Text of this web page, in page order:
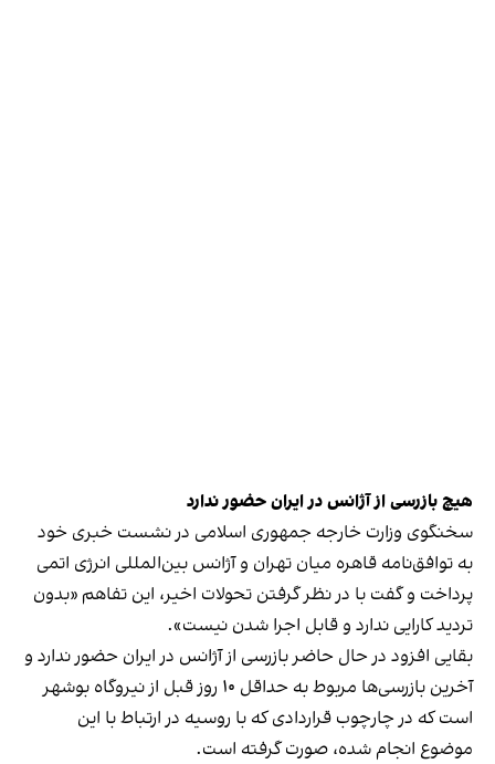
هیچ بازرسی از آژانس در ایران حضور ندارد
سخنگوی وزارت خارجه جمهوری اسلامی در نشست خبری خود
به توافق‌نامه قاهره میان تهران و آژانس بین‌المللی انرژی اتمی
پرداخت و گفت با در نظر گرفتن تحولات اخیر، این تفاهم «بدون
تردید کارایی ندارد و قابل اجرا شدن نیست».
بقایی افزود در حال حاضر بازرسی از آژانس در ایران حضور ندارد و
آخرین بازرسی‌ها مربوط به حداقل ۱۰ روز قبل از نیروگاه بوشهر
است که در چارچوب قراردادی که با روسیه در ارتباط با این
موضوع انجام شده، صورت گرفته است.